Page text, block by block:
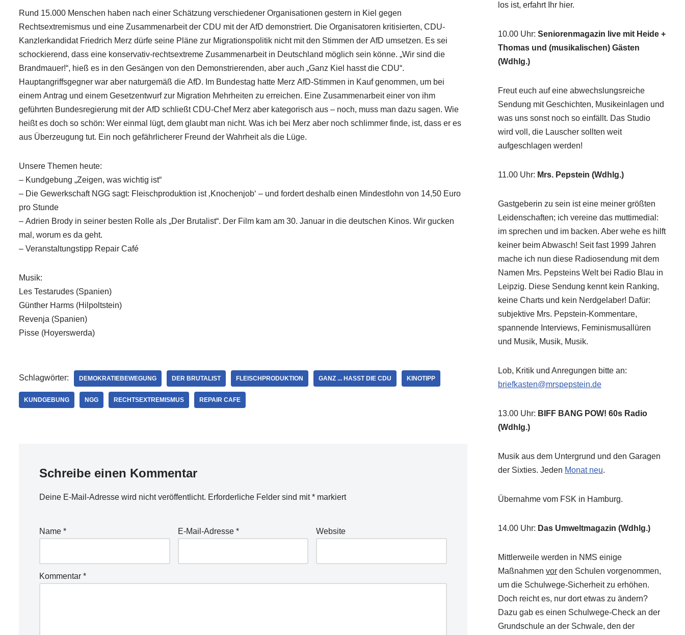
Rund 15.000 Menschen haben nach einer Schätzung verschiedener Organisationen gestern in Kiel gegen
Rechtsextremismus und eine Zusammenarbeit der CDU mit der AfD demonstriert. Die Organisatoren kritisierten, CDU-
Kanzlerkandidat Friedrich Merz dürfe seine Pläne zur Migrationspolitik nicht mit den Stimmen der AfD umsetzen. Es sei
schockierend, dass eine konservativ-rechtsextreme Zusammenarbeit in Deutschland möglich sein könne. „Wir sind die
Brandmauer!“, hieß es in den Gesängen von den Demonstrierenden, aber auch „Ganz Kiel hasst die CDU“.
Hauptangriffsgegner war aber naturgemäß die AfD. Im Bundestag hatte Merz AfD-Stimmen in Kauf genommen, um bei
einem Antrag und einem Gesetzentwurf zur Migration Mehrheiten zu erreichen. Eine Zusammenarbeit einer von ihm
geführten Bundesregierung mit der AfD schließt CDU-Chef Merz aber kategorisch aus – noch, muss man dazu sagen. Wie
heißt es doch so schön: Wer einmal lügt, dem glaubt man nicht. Was ich bei Merz aber noch schlimmer finde, ist, dass er es
aus Überzeugung tut. Ein noch gefährlicherer Freund der Wahrheit als die Lüge.
Unsere Themen heute:
– Kundgebung „Zeigen, was wichtig ist“
– Die Gewerkschaft NGG sagt: Fleischproduktion ist ‚Knochenjob‘ – und fordert deshalb einen Mindestlohn von 14,50 Euro
pro Stunde
– Adrien Brody in seiner besten Rolle als „Der Brutalist“. Der Film kam am 30. Januar in die deutschen Kinos. Wir gucken
mal, worum es da geht.
– Veranstaltungstipp Repair Café
Musik:
Les Testarudes (Spanien)
Günther Harms (Hilpoltstein)
Revenja (Spanien)
Pisse (Hoyerswerda)
Schlagwörter: DEMOKRATIEBEWEGUNG DER BRUTALIST FLEISCHPRODUKTION GANZ ... HASST DIE CDU KINOTIPP
KUNDGEBUNG NGG RECHTSEXTREMISMUS REPAIR CAFE
Schreibe einen Kommentar
Deine E-Mail-Adresse wird nicht veröffentlicht. Erforderliche Felder sind mit* markiert
Name * E-Mail-Adresse * Website
Kommentar *
los ist, erfahrt Ihr hier.
10.00 Uhr: Seniorenmagazin live mit Heide +
Thomas und (musikalischen) Gästen
(Wdhlg.)
Freut euch auf eine abwechslungsreiche
Sendung mit Geschichten, Musikeinlagen und
was uns sonst noch so einfällt. Das Studio
wird voll, die Lauscher sollten weit
aufgeschlagen werden!
11.00 Uhr: Mrs. Pepstein (Wdhlg.)
Gastgeberin zu sein ist eine meiner größten
Leidenschaften; ich vereine das muttimedial:
im sprechen und im backen. Aber wehe es hilft
keiner beim Abwasch! Seit fast 1999 Jahren
mache ich nun diese Radiosendung mit dem
Namen Mrs. Pepsteins Welt bei Radio Blau in
Leipzig. Diese Sendung kennt kein Ranking,
keine Charts und kein Nerdgelaber! Dafür:
subjektive Mrs. Pepstein-Kommentare,
spannende Interviews, Feminismusallüren
und Musik, Musik, Musik.
Lob, Kritik und Anregungen bitte an:
briefkasten@mrspepstein.de
13.00 Uhr: BIFF BANG POW! 60s Radio
(Wdhlg.)
Musik aus dem Untergrund und den Garagen
der Sixties. Jeden Monat neu.
Übernahme vom FSK in Hamburg.
14.00 Uhr: Das Umweltmagazin (Wdhlg.)
Mittlerweile werden in NMS einige
Maßnahmen vor den Schulen vorgenommen,
um die Schulwege-Sicherheit zu erhöhen.
Doch reicht es, nur dort etwas zu ändern?
Dazu gab es einen Schulwege-Check an der
Grundschule an der Schwale, den der